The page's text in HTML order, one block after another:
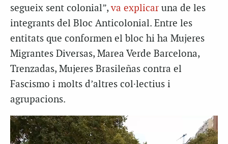
segueix sent colonial”,va explicar una de les
integrants del Bloc Anticolonial. Entre les
entitats que conformen el bloc hi ha Mujeres
Migrantes Diversas, Marea Verde Barcelona,
Trenzadas, Mujeres Brasileñas contra el
Fascismo i molts d’altres col·lectius i
agrupacions.
Reproductor
de